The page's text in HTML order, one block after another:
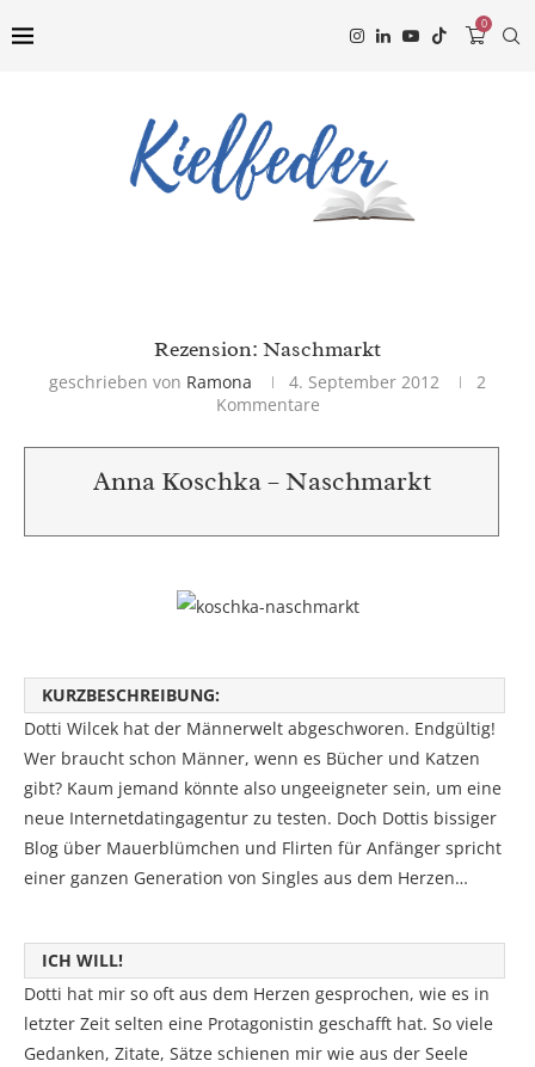
0
Rezension: Naschmarkt
geschrieben von Ramona 4. September 2012
2
Kommentare
Anna Koschka – Naschmarkt
KURZBESCHREIBUNG:
Dotti Wilcek hat der Männerwelt abgeschworen. Endgültig!
Wer braucht schon Männer, wenn es Bücher und Katzen
gibt? Kaum jemand könnte also ungeeigneter sein, um eine
neue Internetdatingagentur zu testen. Doch Dottis bissiger
Blog über Mauerblümchen und Flirten für Anfänger spricht
einer ganzen Generation von Singles aus dem Herzen…
ICH WILL!
Dotti hat mir so oft aus dem Herzen gesprochen, wie es in
letzter Zeit selten eine Protagonistin geschafft hat. So viele
Gedanken, Zitate, Sätze schienen mir wie aus der Seele